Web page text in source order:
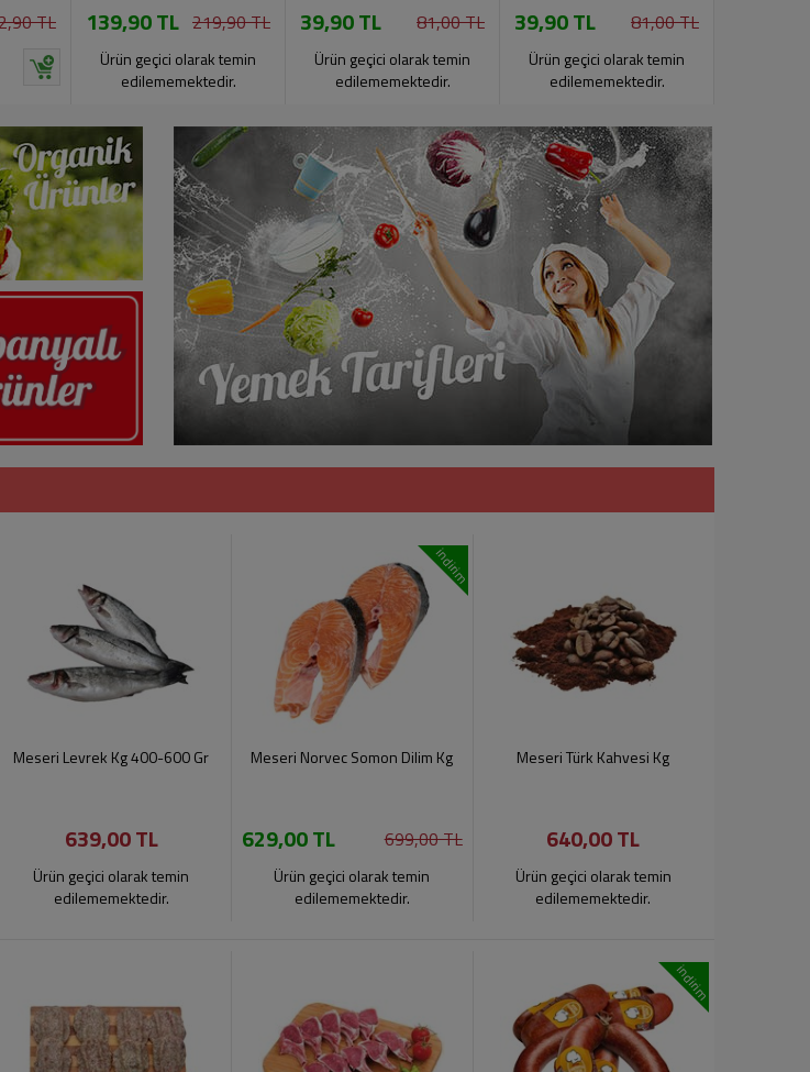
TL 139,90 TL 219,90 TL
Ürün geçici olarak temin
edilememektedir.
39,90 TL 81,00 TL
Ürün geçici olarak temin
edilememektedir.
39,90 TL 81,00 TL
Ürün geçici olarak temin
edilememektedir.
Meseri Levrek Kg 400-600 Gr
639,00 TL
Ürün geçici olarak temin
edilememektedir.
indirim
Meseri Norvec Somon Dilim Kg
629,00 TL 699,00 TL
Ürün geçici olarak temin
edilememektedir.
Meseri Türk Kahvesi Kg
640,00 TL
Ürün geçici olarak temin
edilememektedir.
indirim